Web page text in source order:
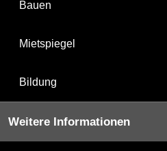
Bauen
Mietspiegel
Bildung
Weitere Informationen